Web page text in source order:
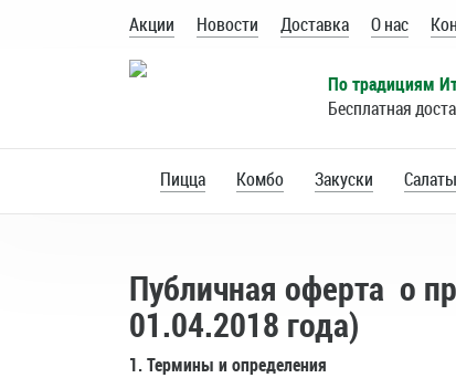
Акции Новости Доставка О нас
По традициям
Бесплатная
Пицца Комбо Закуски Салаты
Публичная оферта о
01.04.2018 года)
1. Термины и определения